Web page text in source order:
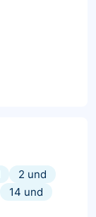
2 und
14 und